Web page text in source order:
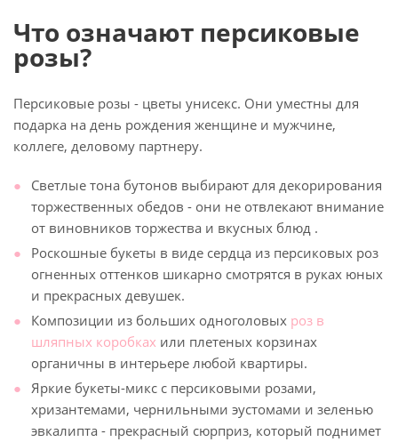
Что означают персиковые
розы?
Персиковые розы - цветы унисекс. Они уместны для
подарка на день рождения женщине и мужчине,
коллеге, деловому партнеру.
Светлые тона бутонов выбирают для декорирования
торжественных обедов - они не отвлекают внимание
от виновников торжества и вкусных блюд .
Роскошные букеты в виде сердца из персиковых роз
огненных оттенков шикарно смотрятся в руках юных
и прекрасных девушек.
Композиции из больших одноголовых роз в
шляпных коробках или плетеных корзинах
органичны в интерьере любой квартиры.
Яркие букеты-микс с персиковыми розами,
хризантемами, чернильными эустомами и зеленью
эвкалипта - прекрасный сюрприз, который поднимет